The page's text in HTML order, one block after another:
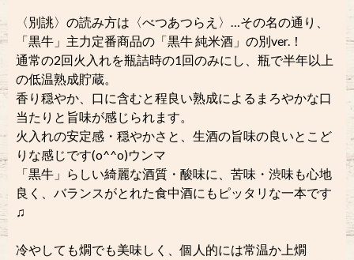
〈別誂〉の読み方は〈べつあつらえ〉…その名の通り、
「黒牛」主力定番商品の「黒牛 純米酒」の別ver.！
通常の2回火入れを瓶詰時の1回のみにし、瓶で半年以上
の低温熟成貯蔵。
香り穏やか、口に含むと程良い熟成によるまろやかな口
当たりと旨味が感じられます。
火入れの安定感・穏やかさと、生酒の旨味の良いとこど
りな感じです(o^^o)ウンマ
「黒牛」らしい綺麗な酒質・酸味に、苦味・渋味も心地
良く、バランスがとれた食中酒にもピッタリな一本です
♫
冷やしても燗でも美味しく、個人的には常温か上燗